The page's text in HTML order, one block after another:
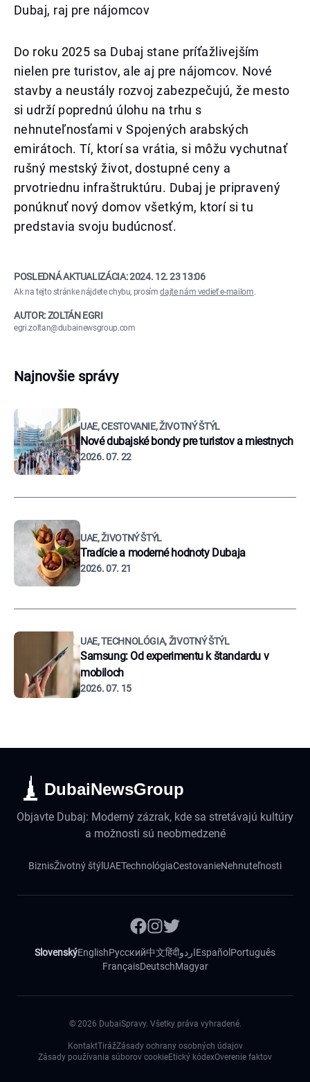
Dubaj, raj pre nájomcov
Do roku 2025 sa Dubaj stane príťažlivejším
nielen pre turistov, ale aj pre nájomcov. Nové
stavby a neustály rozvoj zabezpečujú, že mesto
si udrží poprednú úlohu na trhu s
nehnuteľnosťami v Spojených arabských
emirátoch. Tí, ktorí sa vrátia, si môžu vychutnať
rušný mestský život, dostupné ceny a
prvotriednu infraštruktúru. Dubaj je pripravený
ponúknuť nový domov všetkým, ktorí si tu
predstavia svoju budúcnosť.
POSLEDNÁ AKTUALIZÁCIA:2024. 12. 23 13:06
Ak na tejto stránke nájdete chybu, prosímdajte nám vedieť e-mailom.
AUTOR: ZOLTÁN EGRI
egri.zoltan@dubainewsgroup.com
Najnovšie správy
UAE, CESTOVANIE, ŽIVOTNÝ ŠTÝL
Nové dubajské bondy pre turistov a miestnych
2026. 07. 22
UAE, ŽIVOTNÝ ŠTÝL
Tradície a moderné hodnoty Dubaja
2026. 07. 21
UAE, TECHNOLÓGIA, ŽIVOTNÝ ŠTÝL
Samsung: Od experimentu k štandardu v
mobiloch
2026. 07. 15
DubaiNewsGroup
Objavte Dubaj: Moderný zázrak, kde sa stretávajú kultúry
a možnosti sú neobmedzené
BiznisŽivotný štýl UAETechnológiaCestovanieNehnuteľnosti
SlovenskýEnglishРусский中文हिंदीاردوEspañol Português
FrançaisDeutschMagyar
© 2026 DubaiSpravy. Všetky práva vyhradené.
KontaktTirážZásady ochrany osobných údajov
Zásady používania súborov cookieEtický kódexOverenie faktov